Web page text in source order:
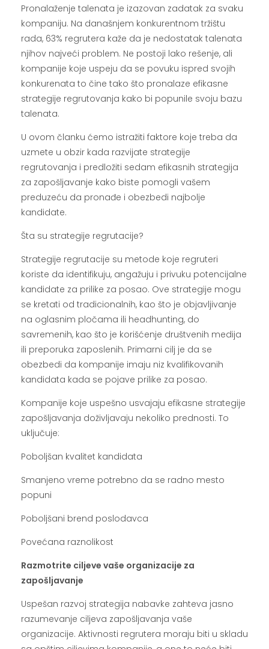
Pronalaženje talenata je izazovan zadatak za svaku
kompaniju. Na današnjem konkurentnom tržištu
rada, 63% regrutera kaže da je nedostatak talenata
njihov najveći problem. Ne postoji lako rešenje, ali
kompanije koje uspeju da se povuku ispred svojih
konkurenata to čine tako što pronalaze efikasne
strategije regrutovanja kako bi popunile svoju bazu
talenata.
U ovom članku ćemo istražiti faktore koje treba da
uzmete u obzir kada razvijate strategije
regrutovanja i predložiti sedam efikasnih strategija
za zapošljavanje kako biste pomogli vašem
preduzeću da pronađe i obezbedi najbolje
kandidate.
Šta su strategije regrutacije?
Strategije regrutacije su metode koje regruteri
koriste da identifikuju, angažuju i privuku potencijalne
kandidate za prilike za posao. Ove strategije mogu
se kretati od tradicionalnih, kao što je objavljivanje
na oglasnim pločama ili headhunting, do
savremenih, kao što je korišćenje društvenih medija
ili preporuka zaposlenih. Primarni cilj je da se
obezbedi da kompanije imaju niz kvalifikovanih
kandidata kada se pojave prilike za posao.
Kompanije koje uspešno usvajaju efikasne strategije
zapošljavanja doživljavaju nekoliko prednosti. To
uključuje:
Poboljšan kvalitet kandidata
Smanjeno vreme potrebno da se radno mesto
popuni
Poboljšani brend poslodavca
Povećana raznolikost
Razmotrite ciljeve vaše organizacije za
zapošljavanje
Uspešan razvoj strategija nabavke zahteva jasno
razumevanje ciljeva zapošljavanja vaše
organizacije. Aktivnosti regrutera moraju biti u skladu